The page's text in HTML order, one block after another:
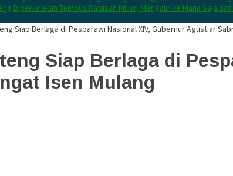
Diperkirakan Tembus Ratusan Miliar, Mengalir ke Mana Saja
Siap Berlaga di Pesparawi Nasional XIV, Gubernur Agustiar
Siap Berlaga di
Isen Mulang